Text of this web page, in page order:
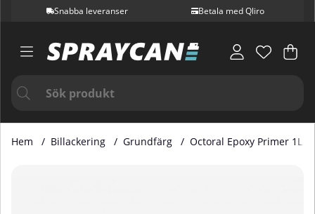
Snabba leveranser Betala med Qliro
.
Hem Billackering Grundfärg Octoral Epoxy Primer 1L